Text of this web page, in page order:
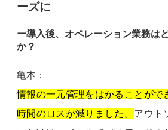
ーズに
ー導入後、オペレーション業務は
か？
亀本：
情報の一元管理をはかることがで
時間のロスが減りました。 アウト